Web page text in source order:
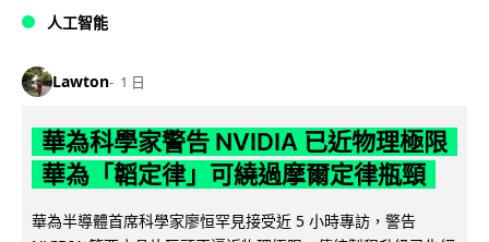
人工智能
Lawton 1 日
華為科學家警告 NVIDIA 已近物理極限
華為「韜定律」可繞過摩爾定律瓶頸
華為半導體首席科學家廖恒罕見接受近 5 小時專訪，警告